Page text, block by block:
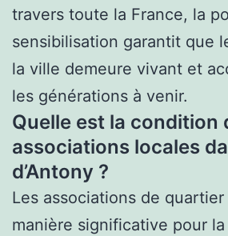
travers toute la France, la
sensibilisation garantit que
la ville demeure vivant et
les générations à venir.
Quelle est la condition
associations locales
d’Antony ?
Les associations de
manière significative pour